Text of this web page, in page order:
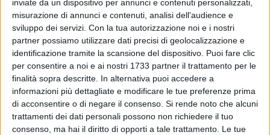
inviate da un dispositivo per annunci e contenuti personalizzati,
misurazione di annunci e contenuti, analisi dell'audience e
sviluppo dei servizi. Con la tua autorizzazione noi e i nostri
partner possiamo utilizzare dati precisi di geolocalizzazione e
identificazione tramite la scansione del dispositivo. Puoi fare clic
per consentire a noi e ai nostri 1733 partner il trattamento per le
finalità sopra descritte. In alternativa puoi accedere a
informazioni più dettagliate e modificare le tue preferenze prima
di acconsentire o di negare il consenso. Si rende noto che alcuni
trattamenti dei dati personali possono non richiedere il tuo
consenso, ma hai il diritto di opporti a tale trattamento. Le tue
In quale modo hai conosciuto la musica di Nick Drake?
«Ho iniziato studiando la chitarra classica rinascimentale,
per passare alla fusion e al metal. Ad un certo punto, questi
virtuosismi distorti mi avevano annoiato. Di ritorno da un
periodo lavorativo in Inghilterra, un mio caro amico
barlettano mi presta i dischi di Nick Drake, di cui mi
innamoro all'istante, a cominciare dal suo stile musicale:il
fingerpicking, che già conoscevo».